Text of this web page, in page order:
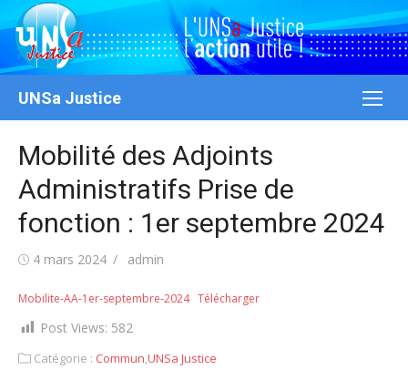
Aller
au
contenu
UNSa Justice
Mobilité des Adjoints
Administratifs Prise de
fonction : 1er septembre 2024
Publié4 mars 2024 Auteur/autrice
admin
Mobilite-AA-1er-septembre-2024 Télécharger
Post Views: 582
Catégorie : Commun,UNSa Justice